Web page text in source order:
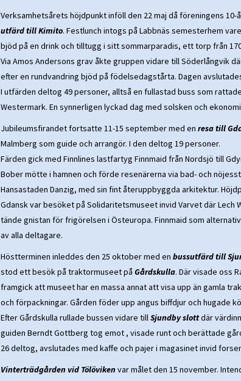
Verksamhetsårets höjdpunkt inföll den 22 maj då föreningens
utfärd till Kimito. Festlunch intogs på Labbnäs semesterhem
bjöd på en drink och tilltugg i sitt sommarparadis, ett torp från
Via Amos Andersons grav åkte gruppen vidare till Söderlångvik
efter en rundvandring bjöd på födelsedagstårta. Dagen
I utfärden deltog 49 personer, alltså en fullastad buss som
Westermark. En synnerligen lyckad dag med solsken och
Jubileumsfirandet fortsatte 11-15 september med en resa till
Malmberg som guide och arrangör. I den deltog 19 personer.
Färden gick med Finnlines lastfartyg Finnmaid från Nordsjö till
Bober mötte i hamnen och förde resenärerna via bad- och
Hansastaden Danzig, med sin fint återuppbyggda arkitektur.
Gdansk var besöket på Solidaritetsmuseet invid Varvet där Lech
tände gnistan för frigörelsen i Östeuropa. Finnmaid som
av alla deltagare.
Höstterminen inleddes den 25 oktober med en bussutfärd till
stod ett besök på traktormuseet på Gårdskulla. Där visade oss
framgick att museet har en massa annat att visa upp än gamla
och förpackningar. Gården föder upp angus biffdjur och hugade
Efter Gårdskulla rullade bussen vidare tillSjundby slottdär
guiden Berndt Gottberg tog emot , visade runt och berättade
26 deltog, avslutades med kaffe och pajer i magasinet invid
Vinterträdgården vid Tölövikenvar målet den 15 november.